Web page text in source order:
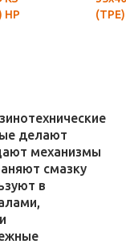
НР
делают
механизмы
смазку
в